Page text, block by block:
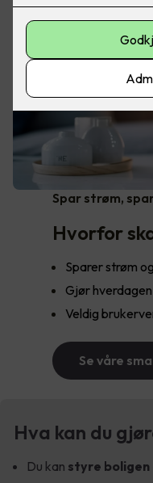
Spar strøm,
Hvorfor
Sparer strøm
Gjør
Veldig
Se våre
Hva kan du
Du kan styre boligen